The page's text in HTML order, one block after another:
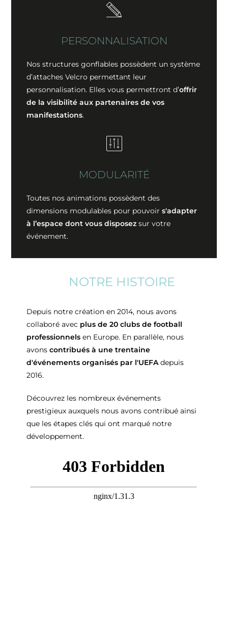
PERSONNALISATION
Nos structures gonflables possèdent un système
d’attaches Velcro permettant leur
personnalisation. Elles vous permettront d’offrir
de la visibilité aux partenaires de vos
manifestations.
MODULARITÉ
Toutes nos animations possèdent des
dimensions modulables pour pouvoirs'adapter
à l’espace dont vous disposez sur votre
événement.
NOTRE HISTOIRE
Depuis notre création en 2014, nous avons
collaboré avec plus de 20 clubs de football
professionnels en Europe. En parallèle, nous
avonscontribués à une trentaine
d'événements organisés par l'UEFAdepuis
2016.
Découvrez les nombreux événements
prestigieux auxquels nous avons contribué ainsi
que les étapes clés qui ont marqué notre
développement.